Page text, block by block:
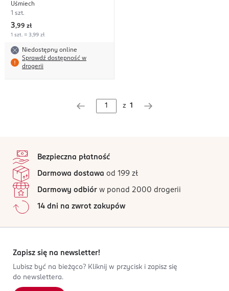
Uśmiech
1 szt.
3,99 zł
1 szt. = 3,99 zł
Niedostępny online
Sprawdź dostępność w
drogerii
z 1
Bezpieczna płatność
Darmowa dostawa od 199 zł
Darmowy odbiór w ponad 2000 drogerii
14 dni na zwrot zakupów
Zapisz się na newsletter!
Lubisz być na bieżąco? Kliknij w przycisk i zapisz się
do newslettera.